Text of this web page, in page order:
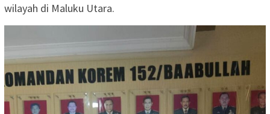
wilayah di Maluku Utara.